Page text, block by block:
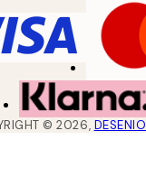
©2026, DESENIO